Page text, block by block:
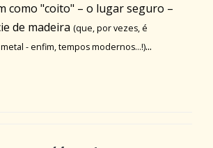
como "coito" – o lugar seguro –
de madeira (que, por vezes, é
- enfim, tempos modernos...!)...